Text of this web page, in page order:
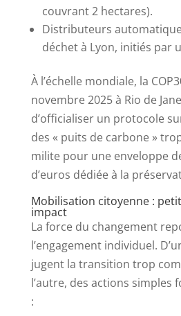
couvrant 2 hectares).
Distributeurs
déchet à Lyon, initiés par
À l’échelle mondiale, la
novembre 2025 à Rio de
d’officialiser un protocole
des « puits de carbone »
milite pour une enveloppe
d’euros dédiée à la
Mobilisation citoyenne :
impact
La force du changement
l’engagement individuel.
jugent la transition trop
l’autre, des actions simples
: